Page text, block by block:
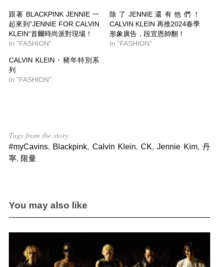
跟著 BLACKPINK JENNIE 一
起來到“JENNIE FOR CALVIN
KLEIN“首爾時尚派對現場！
In "FASHION"
除了JENNIE還有他們！
CALVIN KLEIN 再推2024春季
形象廣告，段宜恩帥翻！
In "FASHION"
CALVIN KLEIN・豬年特別系
列
In "FASHION"
Tags from the story
#myCavins, Blackpink, Calvin Klein,CK,Jennie Kim,丹
寧, 限量
You may also like